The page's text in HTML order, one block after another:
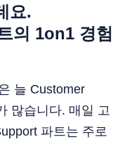
요.
의 1on1 경험
늘 Customer
많습니다. 매일 고
파트는 주로